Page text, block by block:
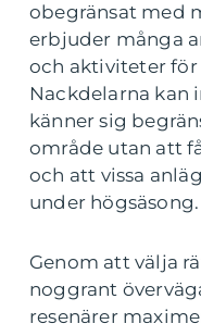
obegränsat med
erbjuder många
och aktiviteter för
Nackdelarna kan
känner sig
område utan att
och att vissa
under högsäsong.
Genom att välja
noggrant
resenärer